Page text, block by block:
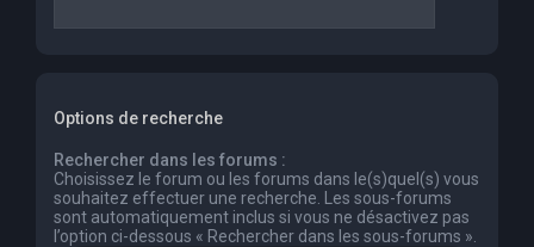
Options de recherche
Rechercher dans les forums :
Choisissez le forum ou les forums dans le(s)quel(s) vous
souhaitez effectuer une recherche. Les sous-forums
sont automatiquement inclus si vous ne désactivez pas
l’option ci-dessous « Rechercher dans les sous-forums ».